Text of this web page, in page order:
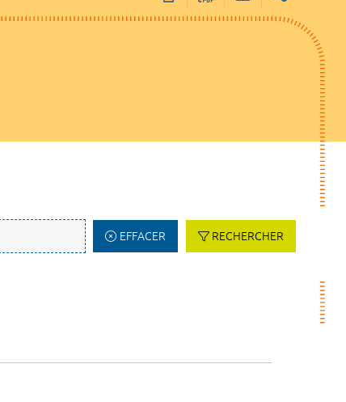
EFFACER RECHERCHER